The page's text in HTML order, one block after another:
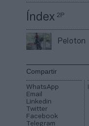
Índex2P
Peloton
Compartir
WhatsApp
Email
Linkedin
Twitter
Facebook
Telegram